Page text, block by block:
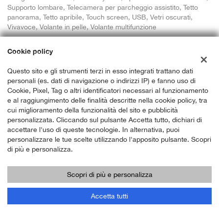
Supporto lombare, Telecamera per parcheggio assistito, Tetto
panorama, Tetto apribile, Touch screen, USB, Vetri oscurati,
Vivavoce, Volante in pelle, Volante multifunzione
Cookie policy
Questo sito e gli strumenti terzi in esso integrati trattano dati
personali (es. dati di navigazione o indirizzi IP) e fanno uso di
Cookie, Pixel, Tag o altri identificatori necessari al funzionamento
e al raggiungimento delle finalità descritte nella cookie policy, tra
cui miglioramento della funzionalità del sito e pubblicità
personalizzata. Cliccando sul pulsante Accetta tutto, dichiari di
accettare l'uso di queste tecnologie. In alternativa, puoi
personalizzare le tue scelte utilizzando l'apposito pulsante. Scopri
di più e personalizza.
Scopri di più e personalizza
Accetta tutti